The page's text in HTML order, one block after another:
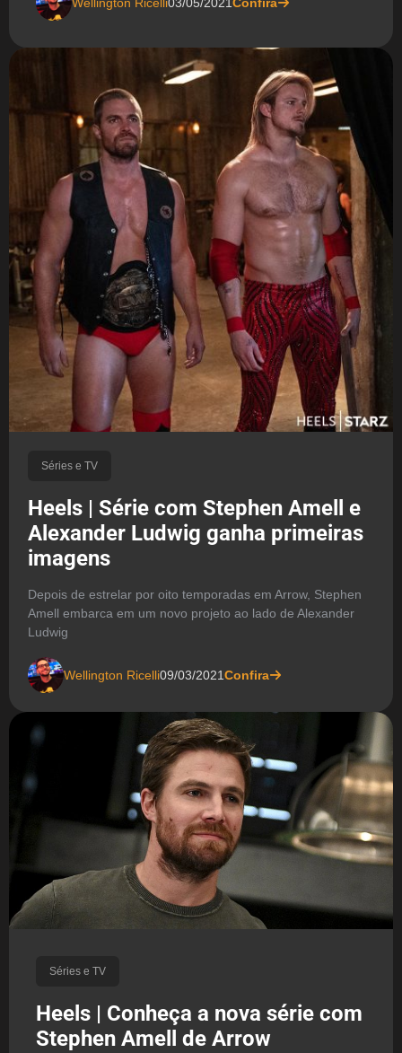
Séries e TV
Heels | Série com Stephen Amell e
Alexander Ludwig ganha primeiras
imagens
Depois de estrelar por oito temporadas em Arrow, Stephen
Amell embarca em um novo projeto ao lado de Alexander
Ludwig
Wellington Ricelli09/03/2021Confira
Séries e TV
Heels | Conheça a nova série com
Stephen Amell de Arrow